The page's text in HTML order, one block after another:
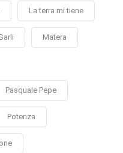
La terra mi tiene
Matera
Pasquale Pepe
Potenza